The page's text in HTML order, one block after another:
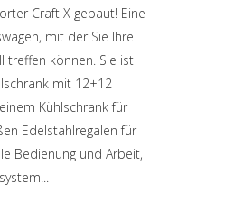
Craft X gebaut! Eine
mit der Sie Ihre
treffen können. Sie ist
mit 12+12
Kühlschrank für
Edelstahlregalen für
Bedienung und Arbeit,